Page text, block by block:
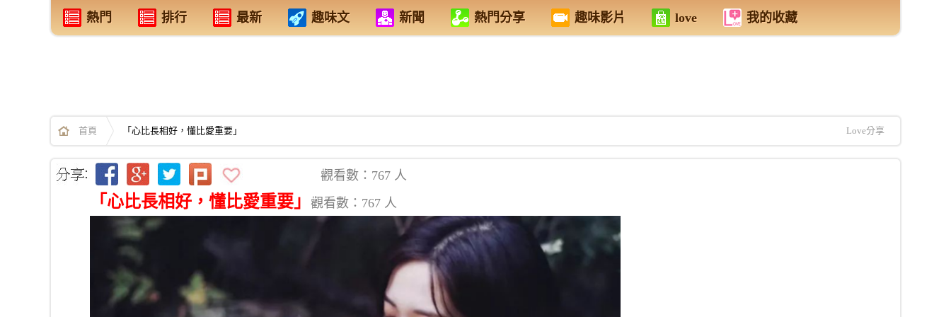
熱門 排行 最新 趣味文 新聞 熱門分享 趣味影片 love 我的收藏
首頁 「心比長相好，懂比愛重要」 Love分享
觀看數：767 人
「心比長相好，懂比愛重要」 觀看數：767 人